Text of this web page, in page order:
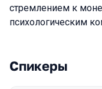
стремлением к
психологическим
Спикеры